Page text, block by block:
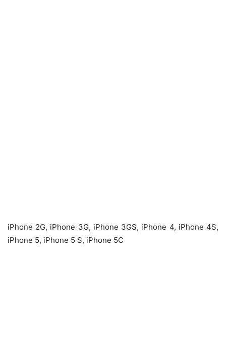
iPhone 2G, iPhone 3G, iPhone 3GS, iPhone 4, iPhone 4S,
iPhone 5, iPhone 5 S, iPhone 5C